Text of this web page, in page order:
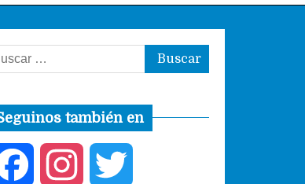
también en